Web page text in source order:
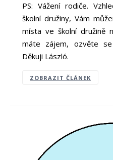
PS: Vážení rodiče.
školní družiny, Vám
místa ve školní družině
máte zájem, ozvěte
Děkuji László.
ZOBRAZIT ČLÁNEK